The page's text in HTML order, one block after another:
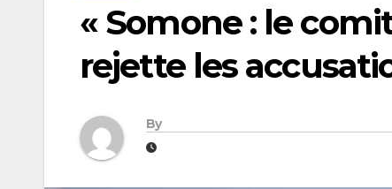
« Somone : le
rejette les
By